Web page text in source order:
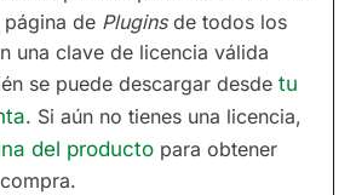
de Pluginsde todos los
una clave de licencia válida
se puede descargar desde tu
. Si aún no tienes una licencia,
del producto para obtener